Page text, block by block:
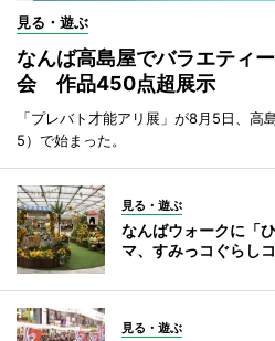
見る・遊ぶ
なんば高島屋でバラエティ
会 作品450点超展示
「プレバト才能アリ展」が8月5日、高
5）で始まった。
見る・遊ぶ
なんばウォークに「
マ、すみっコぐらし
見る・遊ぶ